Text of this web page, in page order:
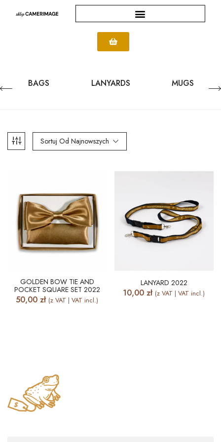
BAGS LANYARDS MUGS
Sortuj Od Najnowszych
GOLDEN BOW TIE AND
POCKET SQUARE SET 2022
50,00zł (z VAT | VAT incl.)
LANYARD 2022
10,00zł (z VAT | VAT incl.)